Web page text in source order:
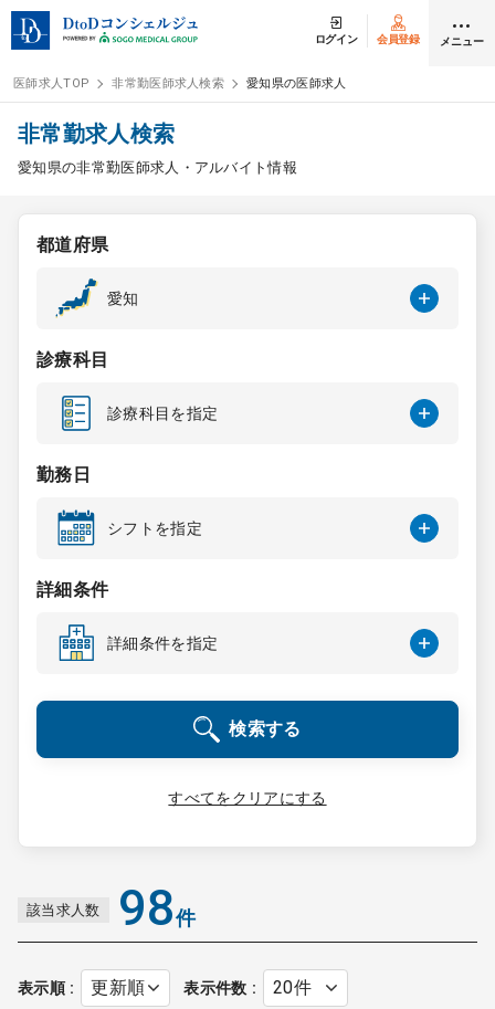
ログイン 会員登録 メニュー
ログイン
医師求人
常勤検索
スポット検索
DtoDの転職・
コンサルタント
成功事例
転職ノウハウ
9:00 ～ 18:00（平日）
0120-337-613
採用をお考えの医療機関の方
医師求人TOP 非常勤医師求人検索 愛知県の医師求人
非常勤求人検索
愛知県の非常勤医師求人・アルバイト情報
都道府県
愛知
診療科目
診療科目を指定
勤務日
シフトを指定
詳細条件
詳細条件を指定
検索する
すべてをクリアにする
該当求人数 98件
表示順 表示件数